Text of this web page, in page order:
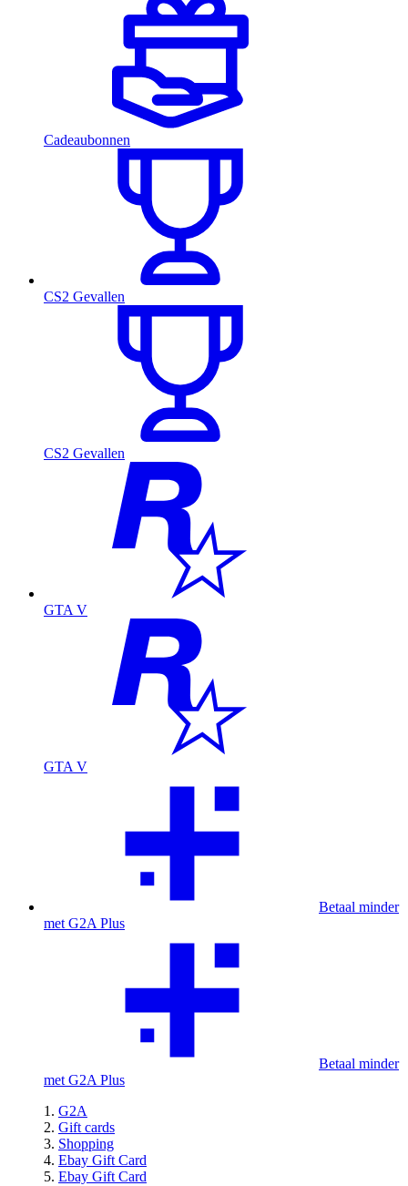
Cadeaubonnen
CS2 Gevallen
CS2 Gevallen
GTA V
GTA V
Betaal minder
met G2A Plus
Betaal minder
met G2A Plus
G2A
Gift cards
Shopping
Ebay Gift Card
Ebay Gift Card